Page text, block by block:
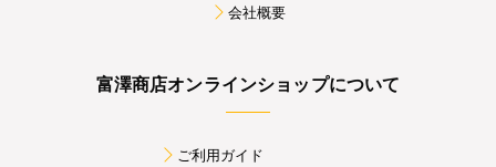
会社概要
富澤商店オンラインショップについて
ご利用ガイド